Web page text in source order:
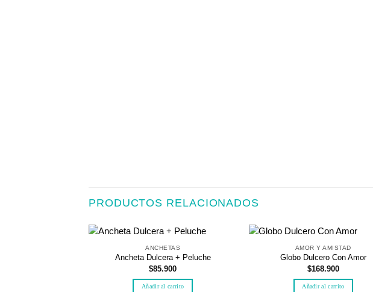
PRODUCTOS RELACIONADOS
ANCHETAS
Ancheta Dulcera + Peluche
$85.900
Añadir al carrito
AMOR Y AMISTAD
Globo Dulcero Con Amor
$168.900
Añadir al carrito